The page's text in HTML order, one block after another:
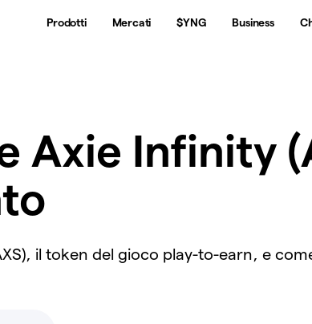
Prodotti Mercati $YNG Business
Axie Infinity
il token del gioco play-to-earn, e